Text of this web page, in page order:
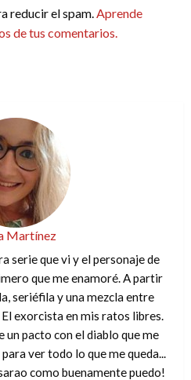
reducir el spam.Aprende
de tus comentarios.
Martínez
serie que vi y el personaje de
que me enamoré. A partir
seriéfila y una mezcla entre
exorcista en mis ratos libres.
un pacto con el diablo que me
ver todo lo que me queda...
como buenamente puedo!